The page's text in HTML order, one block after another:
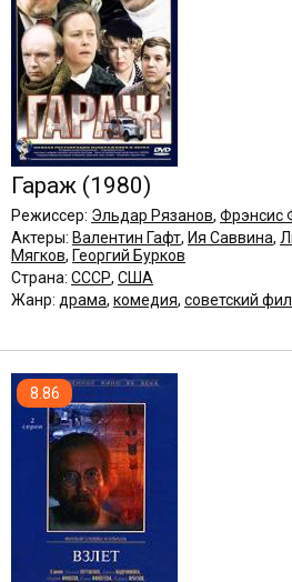
Гараж (1980)
Режиссер: Эльдар Рязанов, Фрэнсис
Актеры: Валентин Гафт, Ия Саввина,
Мягков, Георгий Бурков
Страна: СССР, США
Жанр: драма, комедия, советский
8.86